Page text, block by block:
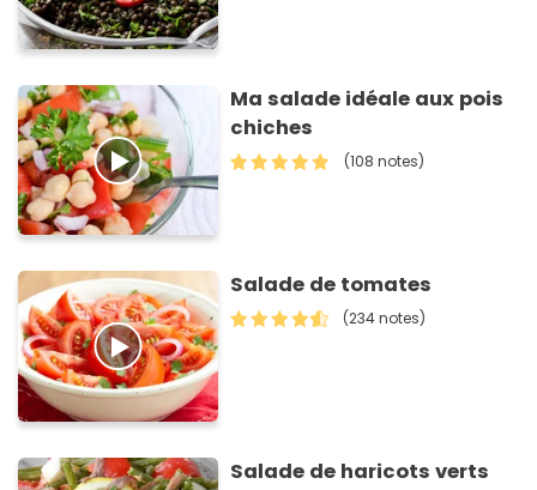
Ma salade idéale aux pois
chiches
(108 notes)
Salade de tomates
(234 notes)
Salade de haricots verts